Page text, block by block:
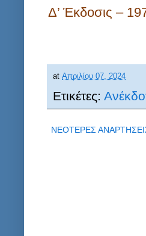
Δ’ Έκδοσις –
at Απριλίου 07, 2024
Ετικέτες:
ΝΕΟΤΕΡΕΣ